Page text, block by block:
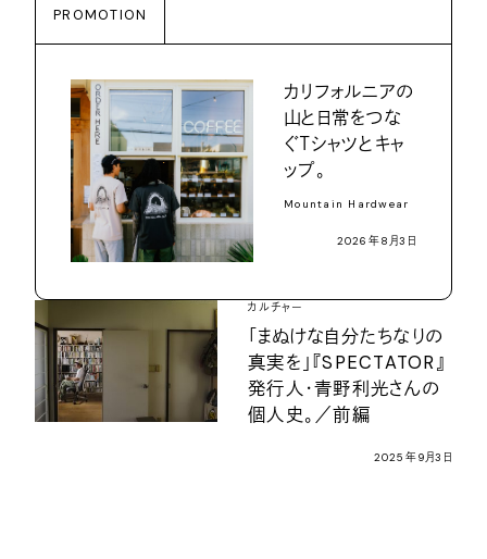
PROMOTION
カリフォルニアの
山と日常をつな
ぐＴシャツとキャ
ップ。
Mountain Hardwear
2026年8月3日
カルチャー
「まぬけな自分たちなりの
真実を」『SPECTATOR』
発行人・青野利光さんの
個人史。／前編
2025年9月3日